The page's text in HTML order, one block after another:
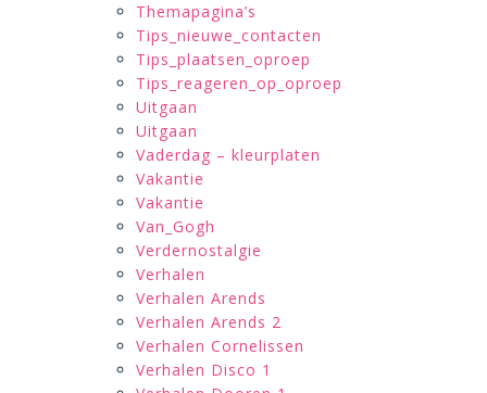
Themapagina’s
Tips_nieuwe_contacten
Tips_plaatsen_oproep
Tips_reageren_op_oproep
Uitgaan
Uitgaan
Vaderdag – kleurplaten
Vakantie
Vakantie
Van_Gogh
Verdernostalgie
Verhalen
Verhalen Arends
Verhalen Arends 2
Verhalen Cornelissen
Verhalen Disco 1